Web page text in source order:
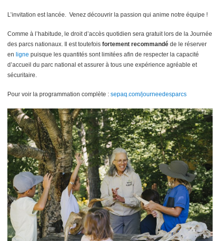
L’invitation est lancée. Venez découvrir la passion qui anime notre équipe !
Comme à l’habitude, le droit d’accès quotidien sera gratuit lors de la Journée
des parcs nationaux. Il est toutefois fortement recommandé de le réserver
en ligne puisque les quantités sont limitées afin de respecter la capacité
d’accueil du parc national et assurer à tous une expérience agréable et
sécuritaire.
Pour voir la programmation complète : sepaq.com/journeedesparcs